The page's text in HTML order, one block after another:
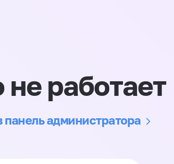
работает
панель администратора